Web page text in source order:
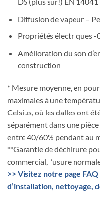
Diffusion de vapeur –
Propriétés électriques -
Amélioration du son
construction
* Mesure moyenne, en
maximales à une
Celsius, où les dalles ont
séparément dans une
entre 40/60% pendant au
**Garantie de déchirure
commercial, l’usure
>> Visitez notre page
d’installation, nettoyage,